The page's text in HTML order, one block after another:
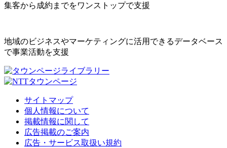
集客から成約までをワンストップで支援
地域のビジネスやマーケティングに活用できるデータベース
で事業活動を支援
サイトマップ
個人情報について
掲載情報に関して
広告掲載のご案内
広告・サービス取扱い規約